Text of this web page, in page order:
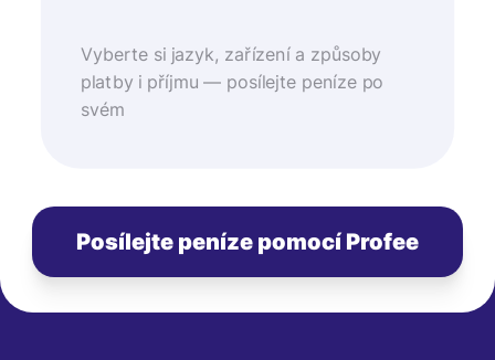
Vyberte si jazyk, zařízení a způsoby
platby i příjmu — posílejte peníze po
svém
Posílejte peníze pomocí Profee